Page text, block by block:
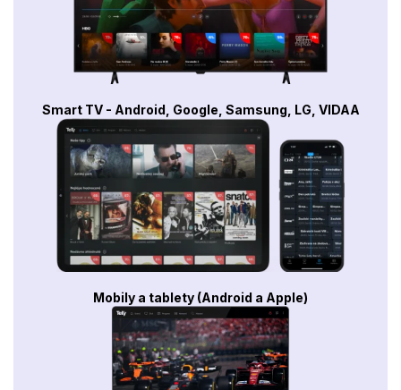
Smart TV - Android, Google, Samsung, LG, VIDAA
Mobily a tablety (Android a Apple)